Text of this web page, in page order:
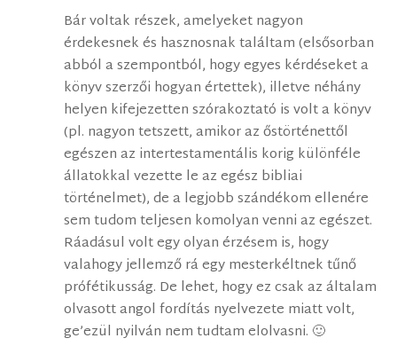
Bár voltak részek, amelyeket nagyon
érdekesnek és hasznosnak találtam (elsősorban
abból a szempontból, hogy egyes kérdéseket a
könyv szerzői hogyan értettek), illetve néhány
helyen kifejezetten szórakoztató is volt a könyv
(pl. nagyon tetszett, amikor az őstörténettől
egészen az intertestamentális korig különféle
állatokkal vezette le az egész bibliai
történelmet), de a legjobb szándékom ellenére
sem tudom teljesen komolyan venni az egészet.
Ráadásul volt egy olyan érzésem is, hogy
valahogy jellemző rá egy mesterkéltnek tűnő
prófétikusság. De lehet, hogy ez csak az általam
olvasott angol fordítás nyelvezete miatt volt,
ge’ezül nyilván nem tudtam elolvasni. 🙂